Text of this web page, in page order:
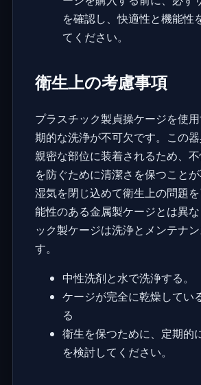
を確認し、快適性と機能性
てください。
衛生上の考慮事項
プラスチック製貞操ケージを使
期的な洗浄が不可欠です。この器
親密な部位に装着されるため、
を防ぐために清潔さを保つことが
湿気を閉じ込めて衛生上の問題
能性のある金属製ケージとは異
ック製ケージは洗浄とメンテナ
す。
中性洗剤と水で洗浄する。
ケージが完全に乾燥してい
る
衛生を保つために、定期的
を検討してください。